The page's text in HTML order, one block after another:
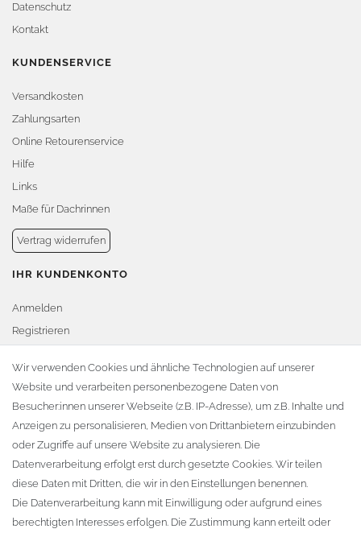
Datenschutz
Kontakt
KUNDENSERVICE
Versandkosten
Zahlungsarten
Online Retourenservice
Hilfe
Links
Maße für Dachrinnen
Vertrag widerrufen
IHR KUNDENKONTO
Anmelden
Registrieren
Warenkorb
Zur Kasse
KONTAKT
Fa. Steffen Jost
Söbrigener Weg 50
D-01796 Pirna
Wir verwenden Cookies und ähnliche Technologien auf unserer
Website und verarbeiten personenbezogene Daten von
Besucher:innen unserer Webseite (z.B. IP-Adresse), um z.B. Inhalte und
Anzeigen zu personalisieren, Medien von Drittanbietern einzubinden
oder Zugriffe auf unsere Website zu analysieren. Die
Datenverarbeitung erfolgt erst durch gesetzte Cookies. Wir teilen
diese Daten mit Dritten, die wir in den Einstellungen benennen.
Die Datenverarbeitung kann mit Einwilligung oder aufgrund eines
berechtigten Interesses erfolgen. Die Zustimmung kann erteilt oder